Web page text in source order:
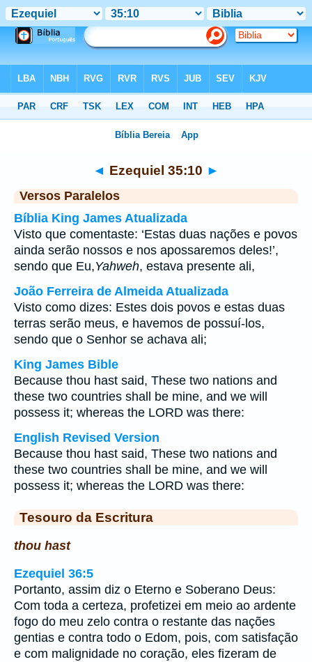
◄ Ezequiel 35:10 ►
Versos Paralelos
Bíblia King James Atualizada
Visto que comentaste: ‘Estas duas nações e povos
ainda serão nossos e nos apossaremos deles!’,
sendo que Eu,Yahweh, estava presente ali,
João Ferreira de Almeida Atualizada
Visto como dizes: Estes dois povos e estas duas
terras serão meus, e havemos de possuí-los,
sendo que o Senhor se achava ali;
King James Bible
Because thou hast said, These two nations and
these two countries shall be mine, and we will
possess it; whereas the LORD was there:
English Revised Version
Because thou hast said, These two nations and
these two countries shall be mine, and we will
possess it; whereas the LORD was there:
Tesouro da Escritura
thou hast
Ezequiel 36:5
Portanto, assim diz o Eterno e Soberano Deus:
Com toda a certeza, profetizei em meio ao ardente
fogo do meu zelo contra o restante das nações
gentias e contra todo o Edom, pois, com satisfação
e com malignidade no coração, eles fizeram de